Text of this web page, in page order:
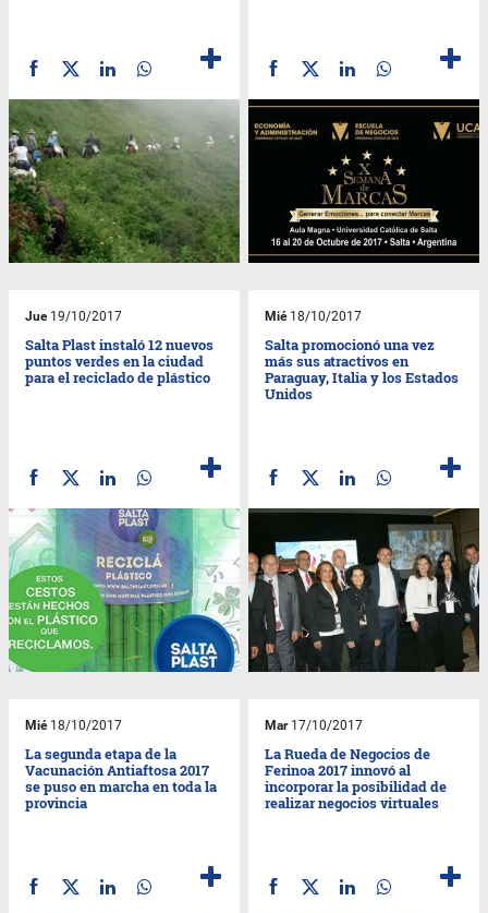
Jue19/10/2017
Salta Plast instaló 12 nuevos
puntos verdes en la ciudad
para el reciclado de plástico
Mié18/10/2017
Salta promocionó una vez
más sus atractivos en
Paraguay, Italia y los Estados
Unidos
Mié18/10/2017
La segunda etapa de la
Vacunación Antiaftosa 2017
se puso en marcha en toda la
provincia
Mar17/10/2017
La Rueda de Negocios de
Ferinoa 2017 innovó al
incorporar la posibilidad de
realizar negocios virtuales